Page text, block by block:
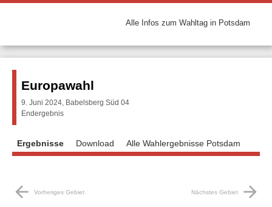
Alle Infos zum Wahltag in Potsdam
Europawahl
9. Juni 2024, Babelsberg Süd 04
Endergebnis
Ergebnisse Download Alle Wahlergebnisse Potsdam
arrow_back Vorheriges Gebiet Nächstes Gebiet arrow_forward